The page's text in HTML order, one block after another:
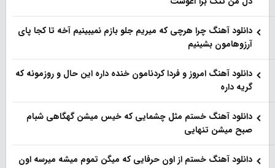
دانلود آهنگ چرا هرچی که میریم جلو بازم نمیبینیم آخه تا کجا پای
آرزوهامون بشینیم
دانلود آهنگ امروز و فردا کردنامون خنده داره این حال و روزمونه که
گریه داره
دانلود آهنگ خستم مثل چشمایی که خیس میشن گهگاهی شبام
صبح میشن تنهایی
دانلود آهنگ خستم از اون حرفایی که میگن تموم میشه میرسه اون